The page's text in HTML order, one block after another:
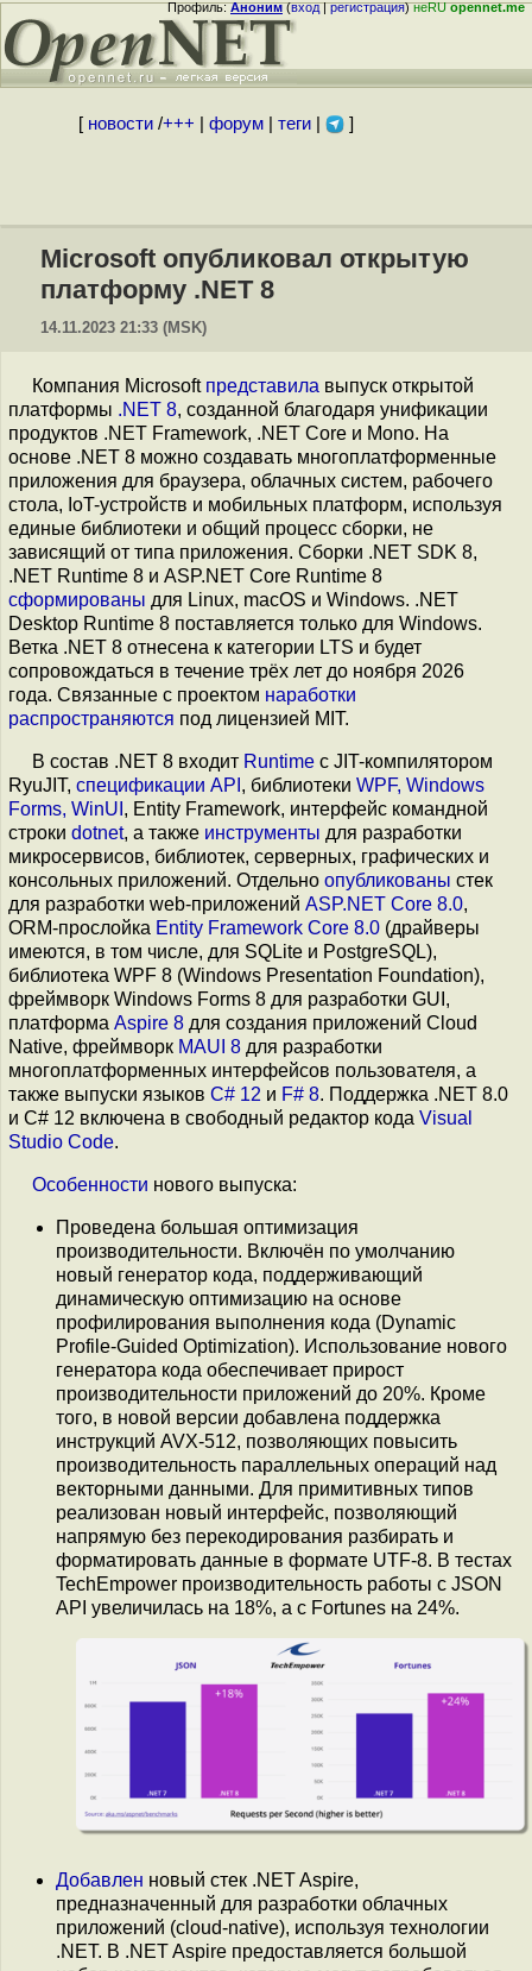
Профиль:Аноним(вход|регистрация)неRUopennet.me
[ новости/+++ форум| теги| ]
Microsoft опубликовал открытую
платформу .NET 8
14.11.2023 21:33 (MSK)
Компания Microsoft представила выпуск открытой
платформы .NET 8, созданной благодаря унификации
продуктов .NET Framework, .NET Core и Mono. На
основе .NET 8 можно создавать многоплатформенные
приложения для браузера, облачных систем, рабочего
стола, IoT-устройств и мобильных платформ, используя
единые библиотеки и общий процесс сборки, не
зависящий от типа приложения. Сборки .NET SDK 8,
.NET Runtime 8 и ASP.NET Core Runtime 8
сформированы для Linux, macOS и Windows. .NET
Desktop Runtime 8 поставляется только для Windows.
Ветка .NET 8 отнесена к категории LTS и будет
сопровождаться в течение трёх лет до ноября 2026
года. Связанные с проектом наработки
распространяются под лицензией MIT.
В состав .NET 8 входит Runtime с JIT-компилятором
RyuJIT, спецификации API , библиотеки WPF, Windows
Forms, WinUI , Entity Framework, интерфейс командной
строки dotnet, а также инструменты для разработки
микросервисов, библиотек, серверных, графических и
консольных приложений. Отдельно опубликованы стек
для разработки web-приложений ASP.NET Core 8.0,
ORM-прослойка Entity Framework Core 8.0 (драйверы
имеются, в том числе, для SQLite и PostgreSQL),
библиотека WPF 8 (Windows Presentation Foundation),
фреймворк Windows Forms 8 для разработки GUI,
платформа Aspire 8 для создания приложений Cloud
Native, фреймворк MAUI 8 для разработки
многоплатформенных интерфейсов пользователя, а
также выпуски языков C# 12 и F# 8. Поддержка .NET 8.0
и C# 12 включена в свободный редактор кода Visual
Studio Code.
Особенности нового выпуска:
Проведена большая оптимизация
производительности. Включён по умолчанию
новый генератор кода, поддерживающий
динамическую оптимизацию на основе
профилирования выполнения кода (Dynamic
Profile-Guided Optimization). Использование нового
генератора кода обеспечивает прирост
производительности приложений до 20%. Кроме
того, в новой версии добавлена поддержка
инструкций AVX-512, позволяющих повысить
производительность параллельных операций над
векторными данными. Для примитивных типов
реализован новый интерфейс, позволяющий
напрямую без перекодирования разбирать и
форматировать данные в формате UTF-8. В тестах
TechEmpower производительность работы с JSON
API увеличилась на 18%, а с Fortunes на 24%.
Добавлен новый стек .NET Aspire,
предназначенный для разработки облачных
приложений (cloud-native), используя технологии
.NET. В .NET Aspire предоставляется большой